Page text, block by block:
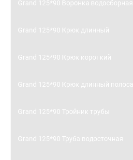
Grand 125*90 Воронка водосборная
Grand 125*90 Крюк длинный
Grand 125*90 Крюк короткий
Grand 125*90 Крюк длинный полоса
Grand 125*90 Тройник трубы
Grand 125*90 Труба водосточная